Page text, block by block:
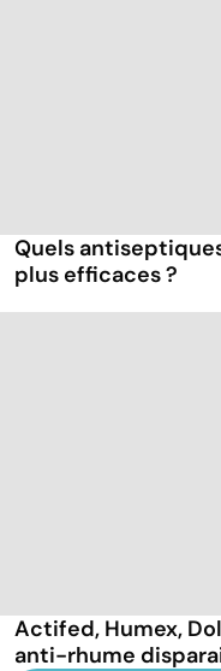
Quels
plus efficaces ?
Actifed, Humex,
anti-rhume